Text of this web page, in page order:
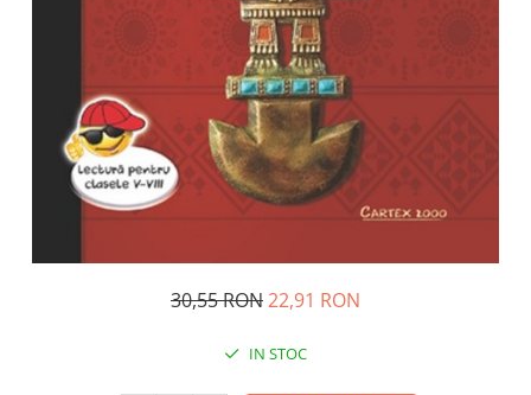
Povesti si povestiri
Carti in limba engleza
Carti pentru copii
30,55 RON22,91 RON
IN STOC